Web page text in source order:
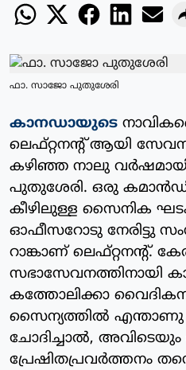
ഫാ. സാജോ പുതുശേരി
കാനഡായുടെ
ലെഫ്റ്റനന്റ് ആയി
കഴിഞ്ഞ നാലു
പുതുശേരി. ഒരു
കീഴിലുള്ള സൈനിക
ഓഫീസറോടു നേരിട്ടു
റാങ്കാണ് ലെഫ്റ്റനന്റ്.
സഭാസേവനത്തിനായി
കത്തോലിക്കാ
സൈന്യത്തില്‍ എന്താണു
ചോദിച്ചാല്‍,
പ്രേഷിതപ്രവര്‍ത്തനം